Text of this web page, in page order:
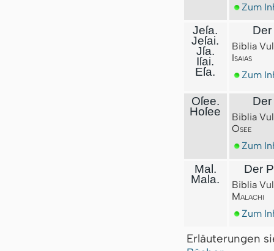
Zum
Jeſa.
Jeſai.
Jſa.
Iſai.
Eſa.
Der
Biblia
Isaias
Zum
Oſee.
Hoſee
Der
Biblia
Osee
Zum
Mal.
Mala.
Der
Biblia
Malachi
Zum
Erläuterungen